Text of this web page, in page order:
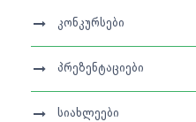
კონკურსები
პრეზენტაციები
სიახლეები